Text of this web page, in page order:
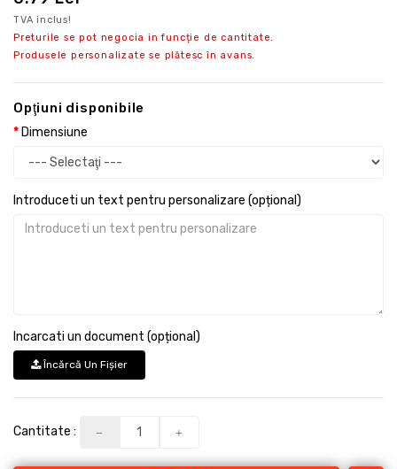
TVA inclus!
Preturile se pot negocia in funcție de cantitate.
Produsele personalizate se plătesc în avans.
Opţiuni disponibile
Dimensiune
Introduceti un text pentru personalizare (opțional)
Incarcati un document (opțional)
Încărcă Un Fişier
Cantitate :